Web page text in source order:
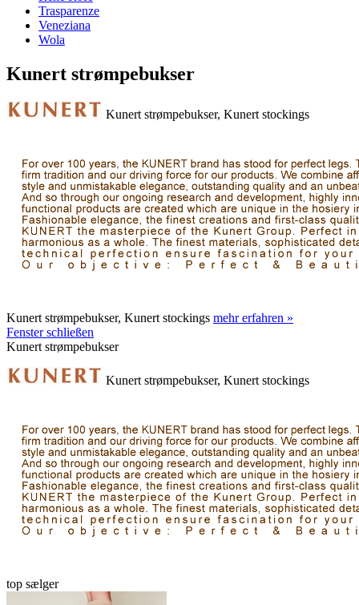
Trasparenze
Veneziana
Wola
Kunert strømpebukser
Kunert strømpebukser, Kunert stockings
Kunert strømpebukser, Kunert stockings mehr erfahren »
Fenster schließen
Kunert strømpebukser
Kunert strømpebukser, Kunert stockings
top sælger